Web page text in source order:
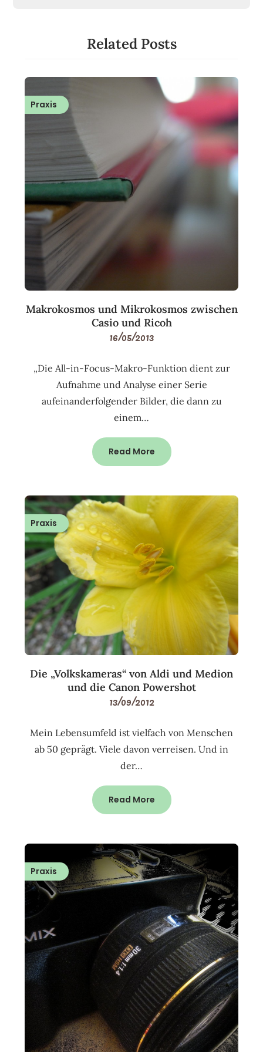
Related Posts
Praxis
Makrokosmos und Mikrokosmos zwischen
Casio und Ricoh
16/05/2013
„Die All-in-Focus-Makro-Funktion dient zur
Aufnahme und Analyse einer Serie
aufeinanderfolgender Bilder, die dann zu
einem…
Read More
Praxis
Die „Volkskameras“ von Aldi und Medion
und die Canon Powershot
13/09/2012
Mein Lebensumfeld ist vielfach von Menschen
ab 50 geprägt. Viele davon verreisen. Und in
der…
Read More
Praxis